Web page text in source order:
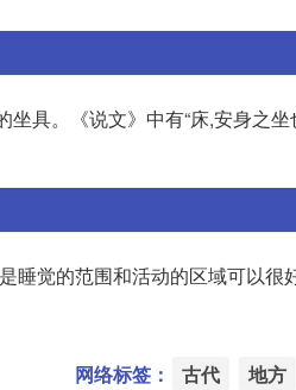
具。《说文》中有“床,安身之
睡觉的范围和活动的区域可以
网络标签： 古代 地方